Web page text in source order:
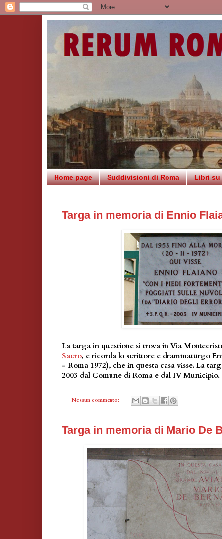
Home page Suddivisioni di Roma Libri su
Targa in memoria di Ennio
La targa in questione si trova in Via
Sacro, e ricorda lo scrittore e drammaturgo
- Roma 1972), che in questa casa visse. La
2003 dal Comune di Roma e dal IV Municipio.
Nessun commento:
Targa in memoria di Mario De